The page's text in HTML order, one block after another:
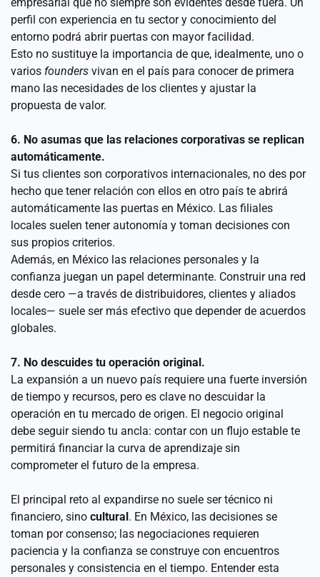
perfil con experiencia en tu sector y conocimiento del
entorno podrá abrir puertas con mayor facilidad.
Esto no sustituye la importancia de que, idealmente, uno o
varios founders vivan en el país para conocer de primera
mano las necesidades de los clientes y ajustar la
propuesta de valor.
6. No asumas que las relaciones corporativas se replican
automáticamente.
Si tus clientes son corporativos internacionales, no des por
hecho que tener relación con ellos en otro país te abrirá
automáticamente las puertas en México. Las filiales
locales suelen tener autonomía y toman decisiones con
sus propios criterios.
Además, en México las relaciones personales y la
confianza juegan un papel determinante. Construir una red
desde cero —a través de distribuidores, clientes y aliados
locales— suele ser más efectivo que depender de acuerdos
globales.
7. No descuides tu operación original.
La expansión a un nuevo país requiere una fuerte inversión
de tiempo y recursos, pero es clave no descuidar la
operación en tu mercado de origen. El negocio original
debe seguir siendo tu ancla: contar con un flujo estable te
permitirá financiar la curva de aprendizaje sin
comprometer el futuro de la empresa.
El principal reto al expandirse no suele ser técnico ni
financiero, sino cultural. En México, las decisiones se
toman por consenso; las negociaciones requieren
paciencia y la confianza se construye con encuentros
personales y consistencia en el tiempo. Entender esta